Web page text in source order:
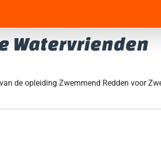
Watervrienden
de opleiding Zwemmend Redden voor